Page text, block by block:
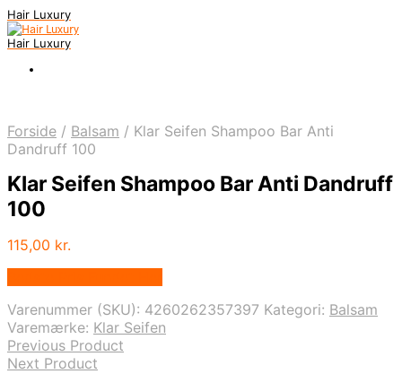
Hair Luxury
Hair Luxury
Forside / Balsam / Klar Seifen Shampoo Bar Anti
Dandruff 100
Klar Seifen Shampoo Bar Anti Dandruff
100
115,00 kr.
Varenummer (SKU): 4260262357397 Kategori: Balsam
Varemærke: Klar Seifen
Previous Product
Next Product